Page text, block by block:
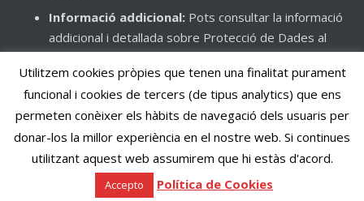
Informació addicional: Pots consultar la informació
addicional i detallada sobre Protecció de Dades al
nostre webcreamusic.creamultimedia.net, així com
consultar la nostraPolítica de Privacitat.
Avís Legal|Política de Privacitat|Política de Cookies
© Crea Music 2017
Utilitzem cookies pròpies que tenen una finalitat purament
funcional i cookies de tercers (de tipus analytics) que ens
permeten conèixer els hàbits de navegació dels usuaris per
donar-los la millor experiència en el nostre web. Si continues
utilitzant aquest web assumirem que hi estàs d'acord.
Accepto Política de Cookies